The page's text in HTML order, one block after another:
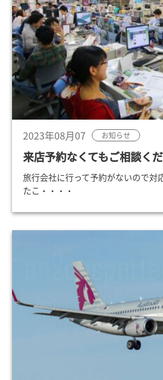
2023年08月07 お知らせ
来店予約なくてもご相談く
旅行会社に行って予約がないので対
たこ・・・・